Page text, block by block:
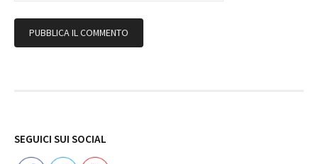
SEGUICI SUI SOCIAL